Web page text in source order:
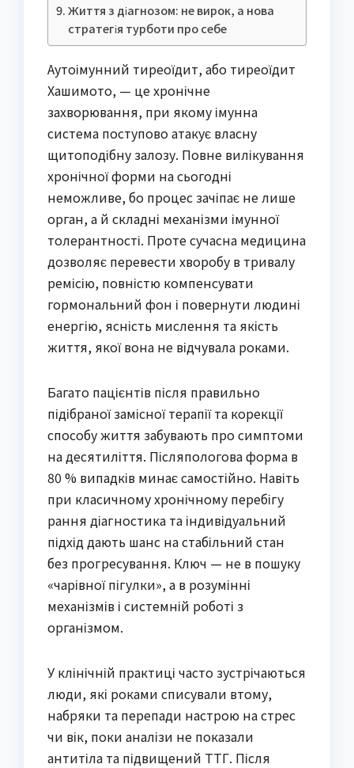
Життя з діагнозом: не вирок, а нова
стратегія турботи про себе
Аутоімунний тиреоїдит, або тиреоїдит
Хашимото, — це хронічне
захворювання, при якому імунна
система поступово атакує власну
щитоподібну залозу. Повне вилікування
хронічної форми на сьогодні
неможливе, бо процес зачіпає не лише
орган, а й складні механізми імунної
толерантності. Проте сучасна медицина
дозволяє перевести хворобу в тривалу
ремісію, повністю компенсувати
гормональний фон і повернути людині
енергію, ясність мислення та якість
життя, якої вона не відчувала роками.
Багато пацієнтів після правильно
підібраної замісної терапії та корекції
способу життя забувають про симптоми
на десятиліття. Післяпологова форма в
80 % випадків минає самостійно. Навіть
при класичному хронічному перебігу
рання діагностика та індивідуальний
підхід дають шанс на стабільний стан
без прогресування. Ключ — не в пошуку
«чарівної пігулки», а в розумінні
механізмів і системній роботі з
організмом.
У клінічній практиці часто зустрічаються
люди, які роками списували втому,
набряки та перепади настрою на стрес
чи вік, поки аналізи не показали
антитіла та підвищений ТТГ. Після